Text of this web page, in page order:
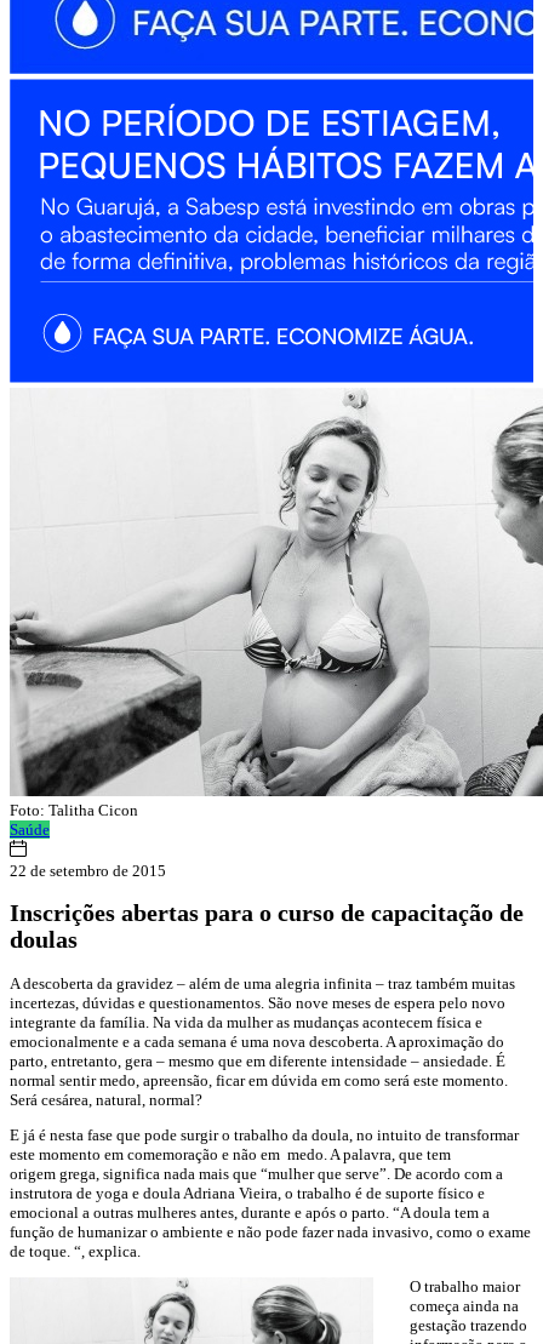
Foto: Talitha Cicon
Saúde
22 de setembro de 2015
Inscrições abertas para o curso de capacitação de
doulas
A descoberta da gravidez – além de uma alegria infinita – traz também muitas
incertezas, dúvidas e questionamentos. São nove meses de espera pelo novo
integrante da família. Na vida da mulher as mudanças acontecem física e
emocionalmente e a cada semana é uma nova descoberta. A aproximação do
parto, entretanto, gera – mesmo que em diferente intensidade – ansiedade. É
normal sentir medo, apreensão, ficar em dúvida em como será este momento.
Será cesárea, natural, normal?
E já é nesta fase que pode surgir o trabalho da doula, no intuito de transformar
este momento em comemoração e não em medo. A palavra, que tem
origem grega, significa nada mais que “mulher que serve”. De acordo com a
instrutora de yoga e doula Adriana Vieira, o trabalho é de suporte físico e
emocional a outras mulheres antes, durante e após o parto. “A doula tem a
função de humanizar o ambiente e não pode fazer nada invasivo, como o exame
de toque. “, explica.
O trabalho maior
começa ainda na
gestação trazendo